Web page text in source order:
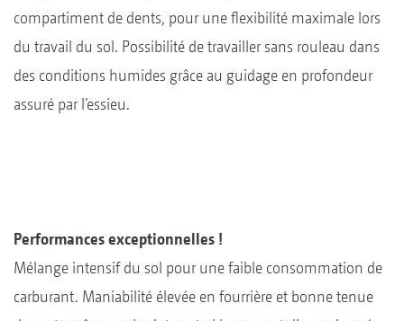
compartiment de dents, pour une flexibilité maximale lors
du travail du sol. Possibilité de travailler sans rouleau dans
des conditions humides grâce au guidage en profondeur
assuré par l’essieu.
Performances exceptionnelles !
Mélange intensif du sol pour une faible consommation de
carburant. Maniabilité élevée en fourrière et bonne tenue